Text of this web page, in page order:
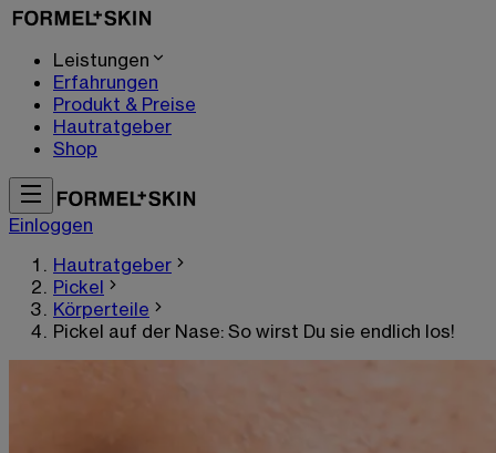
Leistungen
Erfahrungen
Produkt & Preise
Hautratgeber
Shop
Einloggen
Hautratgeber
Pickel
Körperteile
Pickel auf der Nase: So wirst Du sie endlich los!